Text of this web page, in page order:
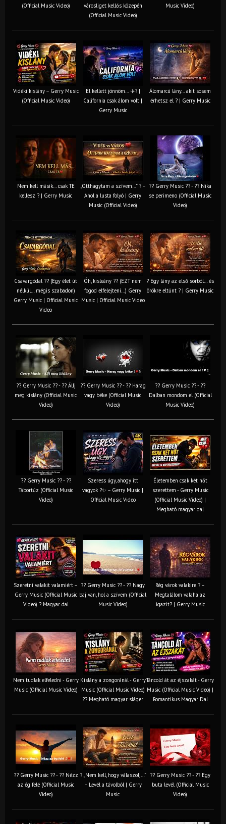
(Official Music Video)
városliget kellős közepén
(Official Music Video)
Music Video)
Vidéki kislány – Gerry Music
(Official Music Video)
El kellett jönnöm… ✈️? |
California csak álom volt |
Gerry Music
Álomarcú lány… akit sosem
érhetsz el ? | Gerry Music
Nem kell másik… csak TE
kellesz ? | Gerry Music
„Otthagytam a szívem…” ? –
Ahol a lusta folyó | Gerry
Music (Official Video)
?? Gerry Music ?? - ?? Nika
se perimeno (Official Music
Video)
Csavargódal ?? (Egy élet út
nélkül… mégis szabadon)
Gerry Music | Official Music
Video
Óh, kisleány ?? (EZT nem
fogod elfelejteni…) Gerry
Music | Official Music Video
? Egy lány az első sorból… és
örökre eltűnt ? | Gerry Music
?? Gerry Music ?? - ?? Állj
meg kislány (Official Music
Video)
?? Gerry Music ?? - ?? Harag
vagy béke (Official Music
Video)
?? Gerry Music ?? - ??
Dalban mondom el (Official
Music Video)
?? Gerry Music ?? - ??
Tábortűz (Official Music
Video)
Szeress úgy, ahogy itt
vagyok ?✨ – Gerry Music |
Official Music Video
Életemben csak két nőt
szerettem - Gerry Music
(Official Music Video) |
Megható magyar dal
Szeretni valakit valamiért –
Gerry Music (Official Music
Video) ? Magyar dal
?? Gerry Music ?? - ?? Nagy
baj van, hol a szívem (Official
Music Video)
Rég várok valakire ? –
Megtalálom valaha az
igazit? | Gerry Music
Nem tudlak elfeledni - Gerry
Music (Official Music Video)
Kislány a zongoránál - Gerry
Music (Official Music Video)
?? Megható magyar sláger
Táncold át az éjszakát - Gerry
Music (Official Music Video) |
Romantikus Magyar Dal
?? Gerry Music ?? - ?? Nézz
az ég felé (Official Music
Video)
? „Nem kell, hogy válaszolj…”
– Levél a távolból | Gerry
Music
?? Gerry Music ?? - ?? Egy
buta levél (Official Music
Video)